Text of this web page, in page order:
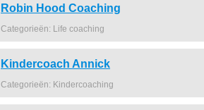
Robin Hood Coaching
Categorieën: Life coaching
Kindercoach Annick
Categorieën: Kindercoaching